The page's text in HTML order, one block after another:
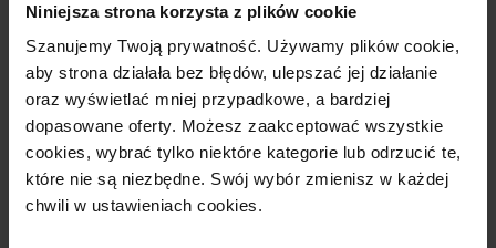
Niniejsza strona korzysta z plików cookie
Szanujemy Twoją prywatność. Używamy plików cookie,
aby strona działała bez błędów, ulepszać jej działanie
oraz wyświetlać mniej przypadkowe, a bardziej
dopasowane oferty. Możesz zaakceptować wszystkie
cookies, wybrać tylko niektóre kategorie lub odrzucić te,
które nie są niezbędne. Swój wybór zmienisz w każdej
chwili w ustawieniach cookies.